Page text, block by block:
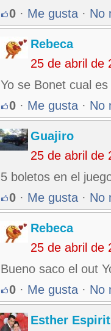
0 · Me gusta · No
Rebeca
25 de abril de
Yo se Bonet cual
0 · Me gusta · No
Guajiro
25 de abril de
5 boletos en el
0 · Me gusta · No
Rebeca
25 de abril de
Bueno saco el out
0 · Me gusta · No
Esther